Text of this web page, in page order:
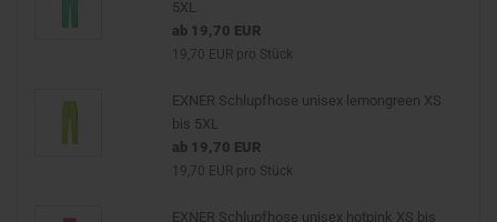
5XL
ab 19,70 EUR
19,70 EUR pro Stück
EXNER Schlupfhose unisex lemongreen XS
bis 5XL
ab 19,70 EUR
19,70 EUR pro Stück
EXNER Schlupfhose unisex hotpink XS bis